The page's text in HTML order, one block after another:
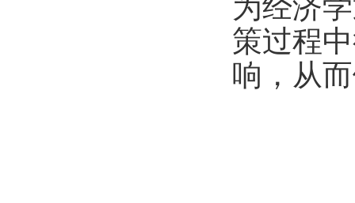
为经济
策过程
响，从